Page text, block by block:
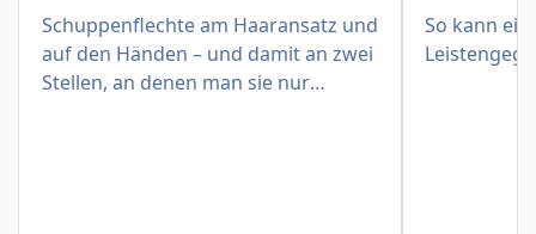
Schuppenflechte am Haaransatz und
auf den Händen – und damit an zwei
Stellen, an denen man sie nur
So kann